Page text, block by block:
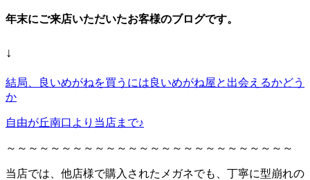
年末にご来店いただいたお客様のブログです。
↓
結局、良いめがねを買うには良いめがね屋と出会えるかどう
か
自由が丘南口より当店まで♪
～～～～～～～～～～～～～～～～～～～～～～～～～～
当店では、他店様で購入されたメガネでも、丁寧に型崩れの